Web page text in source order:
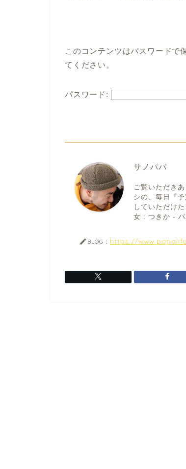
このコンテンツはパスワードで
てください。
パスワード:
サノパパ
ご覧いただき
シの、毎日『
していただけ
女 : つきか -
BLOG： https://